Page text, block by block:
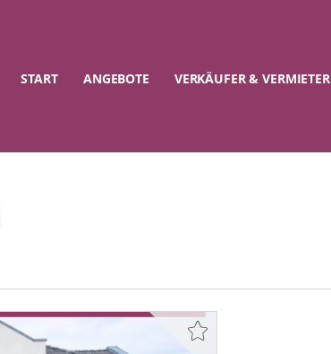
START ANGEBOTE VERKÄUFER & VERMIETER